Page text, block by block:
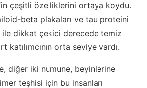
çeşitli özelliklerini ortaya koydu.
beta plakaları ve tau proteini
ile dikkat çekici derecede temiz
katılımcının orta seviye vardı.
diğer iki numune, beyinlerine
teşhisi için bu insanları